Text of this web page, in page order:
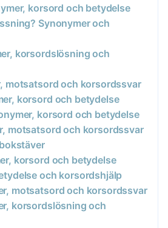
korsord och betydelse
Synonymer och
korsordslösning och
motsatsord och korsordssvar
korsord och betydelse
korsord och betydelse
motsatsord och korsordssvar
korsord och betydelse
och korsordshjälp
motsatsord och korsordssvar
korsordslösning och